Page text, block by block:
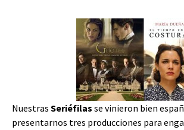
Nuestras Seriéfilas se vinieron bien
presentarnos tres producciones para